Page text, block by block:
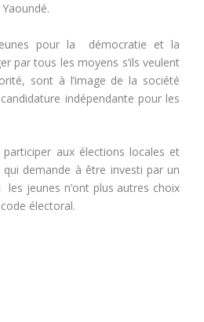
pour la démocratie et la
par tous les moyens s’ils veulent
sont à l’image de la société
indépendante pour les
aux élections locales et
demande à être investi par un
les jeunes n’ont plus autres choix
électoral.